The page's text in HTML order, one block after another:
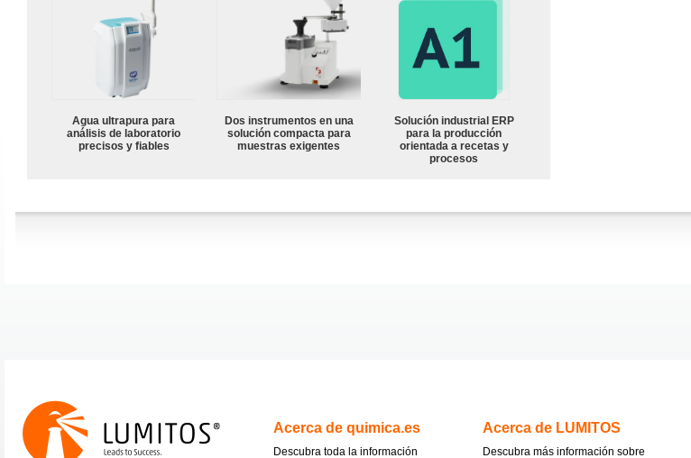
Agua ultrapura para
análisis de laboratorio
precisos y fiables
Dos instrumentos en una
solución compacta para
muestras exigentes
Solución industrial ERP
para la producción
orientada a recetas y
procesos
Acerca de quimica.es
Descubra toda la información
Acerca de LUMITOS
Descubra más información sobre